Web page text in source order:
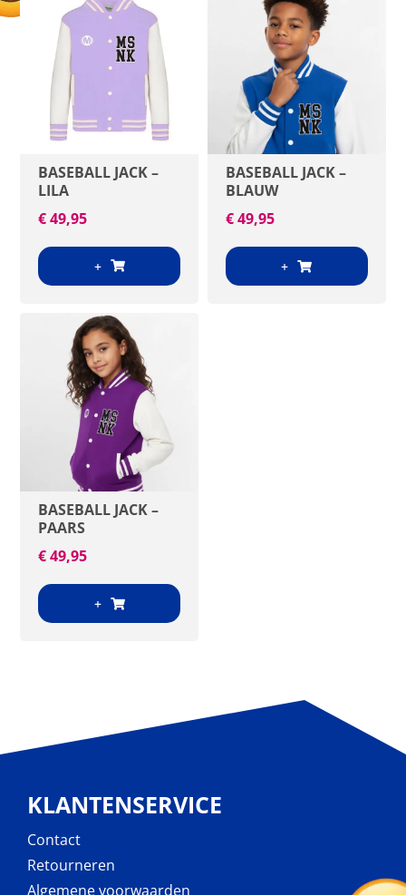
BASEBALL JACK –
LILA
€49,95
+
BASEBALL JACK –
BLAUW
€49,95
+
BASEBALL JACK –
PAARS
€49,95
+
KLANTENSERVICE
Contact
Retourneren
Algemene voorwaarden